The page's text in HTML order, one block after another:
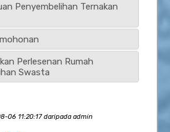
Penyembelihan Ternakan
Perlesenan Rumah
Swasta
06 11:20:17 daripada admin